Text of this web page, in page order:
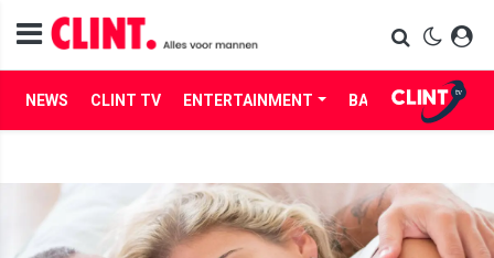
NEWS CLINT TV ENTERTAINMENT BABES LIFE